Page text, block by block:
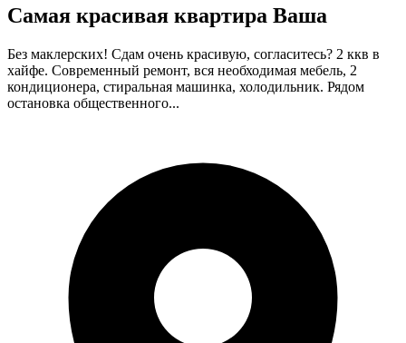
Самая красивая квартира Ваша
Без маклерских! Сдам очень красивую, согласитесь? 2 ккв в
хайфе. Современный ремонт, вся необходимая мебель, 2
кондиционера, стиральная машинка, холодильник. Рядом
остановка общественного...